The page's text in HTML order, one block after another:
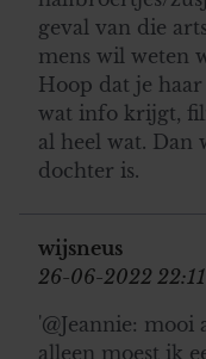
geval van die
mens wil weten
Hoop dat je
wat info krijgt,
al heel wat. Dan
dochter is.
wijsneus
26-06-2022 22:11
'@Jeannie: mooi
alleen moest ik